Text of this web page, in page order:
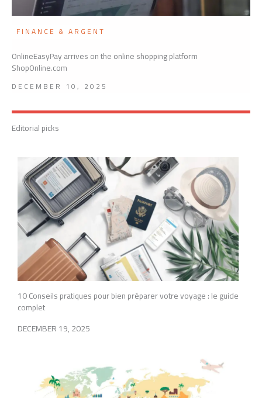
FINANCE & ARGENT
OnlineEasyPay arrives on the online shopping platform
ShopOnline.com
DECEMBER 10, 2025
Editorial picks
10 Conseils pratiques pour bien préparer votre voyage : le guide
complet
DECEMBER 19, 2025